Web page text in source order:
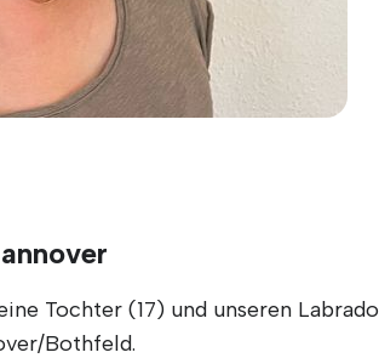
Tochter (17) und unseren
Bothfeld.